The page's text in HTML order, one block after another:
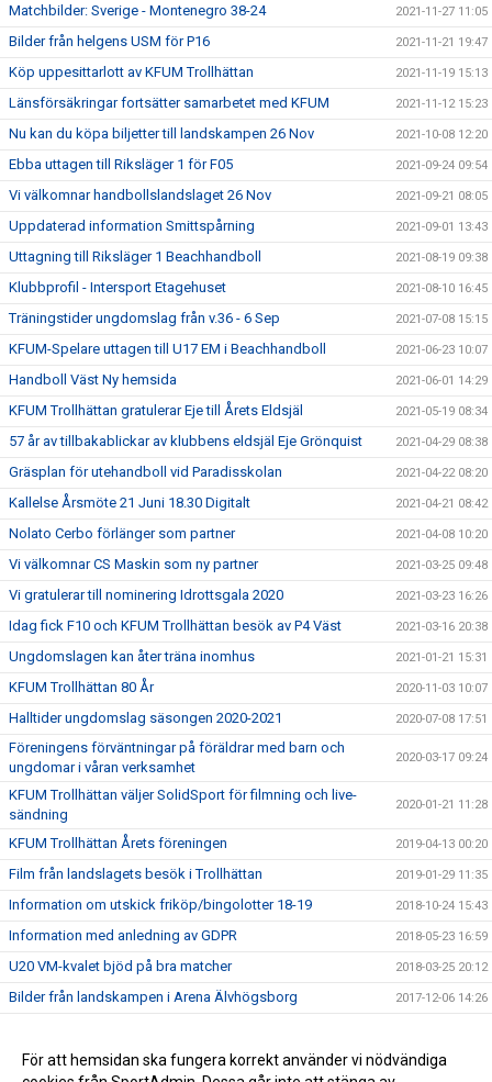
Matchbilder: Sverige - Montenegro 38-24 2021-11-27 11:05
Bilder från helgens USM för P16 2021-11-21 19:47
Köp uppesittarlott av KFUM Trollhättan 2021-11-19 15:13
Länsförsäkringar fortsätter samarbetet med KFUM 2021-11-12 15:23
Nu kan du köpa biljetter till landskampen 26 Nov 2021-10-08 12:20
Ebba uttagen till Riksläger 1 för F05 2021-09-24 09:54
Vi välkomnar handbollslandslaget 26 Nov 2021-09-21 08:05
Uppdaterad information Smittspårning 2021-09-01 13:43
Uttagning till Riksläger 1 Beachhandboll 2021-08-19 09:38
Klubbprofil - Intersport Etagehuset 2021-08-10 16:45
Träningstider ungdomslag från v.36 - 6 Sep 2021-07-08 15:15
KFUM-Spelare uttagen till U17 EM i Beachhandboll 2021-06-23 10:07
Handboll Väst Ny hemsida 2021-06-01 14:29
KFUM Trollhättan gratulerar Eje till Årets Eldsjäl 2021-05-19 08:34
57 år av tillbakablickar av klubbens eldsjäl Eje Grönquist 2021-04-29 08:38
Gräsplan för utehandboll vid Paradisskolan 2021-04-22 08:20
Kallelse Årsmöte 21 Juni 18.30 Digitalt 2021-04-21 08:42
Nolato Cerbo förlänger som partner 2021-04-08 10:20
Vi välkomnar CS Maskin som ny partner 2021-03-25 09:48
Vi gratulerar till nominering Idrottsgala 2020 2021-03-23 16:26
Idag fick F10 och KFUM Trollhättan besök av P4 Väst 2021-03-16 20:38
Ungdomslagen kan åter träna inomhus 2021-01-21 15:31
KFUM Trollhättan 80 År 2020-11-03 10:07
Halltider ungdomslag säsongen 2020-2021 2020-07-08 17:51
Föreningens förväntningar på föräldrar med barn och
ungdomar i våran verksamhet
2020-03-17 09:24
KFUM Trollhättan väljer SolidSport för filmning och live-
sändning
2020-01-21 11:28
KFUM Trollhättan Årets föreningen 2019-04-13 00:20
Film från landslagets besök i Trollhättan 2019-01-29 11:35
Information om utskick friköp/bingolotter 18-19 2018-10-24 15:43
Information med anledning av GDPR 2018-05-23 16:59
U20 VM-kvalet bjöd på bra matcher 2018-03-25 20:12
Bilder från landskampen i Arena Älvhögsborg 2017-12-06 14:26
Stort tack för igår ! 2017-11-28 16:01
För att hemsidan ska fungera korrekt använder vi nödvändiga